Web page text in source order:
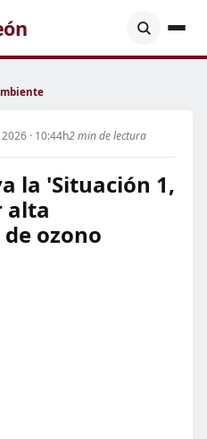
· 10:44h2 min de lectura
la 'Situación 1,
alta
ozono